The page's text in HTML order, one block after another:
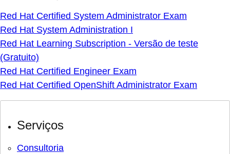
Red Hat Certified System Administrator Exam
Red Hat System Administration I
Red Hat Learning Subscription - Versão de teste
(Gratuito)
Red Hat Certified Engineer Exam
Red Hat Certified OpenShift Administrator Exam
Serviços
Consultoria